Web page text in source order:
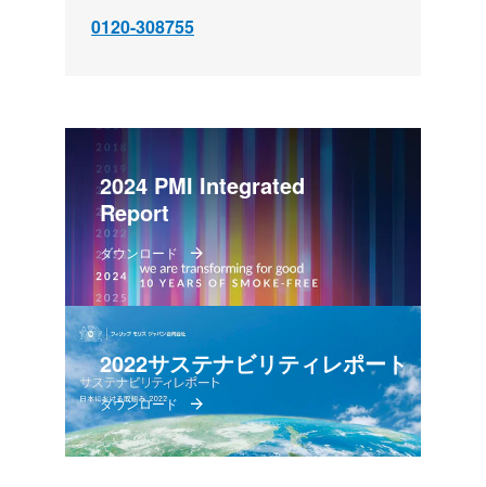
0120-308755
2024 PMI Integrated
Report
ダウンロード
2022サステナビリティレポート
ダウンロード